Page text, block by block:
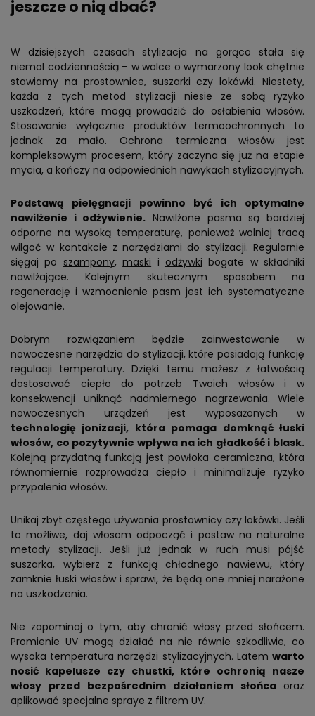
jeszcze o nią dbać?
W dzisiejszych czasach stylizacja na gorąco stała się
niemal codziennością – w walce o wymarzony look chętnie
stawiamy na prostownice, suszarki czy lokówki. Niestety,
każda z tych metod stylizacji niesie ze sobą ryzyko
uszkodzeń, które mogą prowadzić do osłabienia włosów.
Stosowanie wyłącznie produktów termoochronnych to
jednak za mało. Ochrona termiczna włosów jest
kompleksowym procesem, który zaczyna się już na etapie
mycia, a kończy na odpowiednich nawykach stylizacyjnych.
Podstawą pielęgnacji powinno być ich optymalne
nawilżenie i odżywienie. Nawilżone pasma są bardziej
odporne na wysoką temperaturę, ponieważ wolniej tracą
wilgoć w kontakcie z narzędziami do stylizacji. Regularnie
sięgaj po szampony,maski i odżywki bogate w składniki
nawilżające. Kolejnym skutecznym sposobem na
regenerację i wzmocnienie pasm jest ich systematyczne
olejowanie.
Dobrym rozwiązaniem będzie zainwestowanie w
nowoczesne narzędzia do stylizacji, które posiadają funkcję
regulacji temperatury. Dzięki temu możesz z łatwością
dostosować ciepło do potrzeb Twoich włosów i w
konsekwencji uniknąć nadmiernego nagrzewania. Wiele
nowoczesnych urządzeń jest wyposażonych w
technologię jonizacji, która pomaga domknąć łuski
włosów, co pozytywnie wpływa na ich gładkość i blask.
Kolejną przydatną funkcją jest powłoka ceramiczna, która
równomiernie rozprowadza ciepło i minimalizuje ryzyko
przypalenia włosów.
Unikaj zbyt częstego używania prostownicy czy lokówki. Jeśli
to możliwe, daj włosom odpocząć i postaw na naturalne
metody stylizacji. Jeśli już jednak w ruch musi pójść
suszarka, wybierz z funkcją chłodnego nawiewu, który
zamknie łuski włosów i sprawi, że będą one mniej narażone
na uszkodzenia.
Nie zapominaj o tym, aby chronić włosy przed słońcem.
Promienie UV mogą działać na nie równie szkodliwie, co
wysoka temperatura narzędzi stylizacyjnych. Latem warto
nosić kapelusze czy chustki, które ochronią nasze
włosy przed bezpośrednim działaniem słońca oraz
aplikować specjalne spraye z filtrem UV.